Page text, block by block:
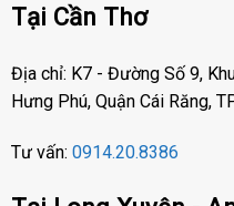
Tại Cần Thơ
Địa chỉ: K7 - Đường Số 9,
Hưng Phú, Quận Cái Răng,
Tư vấn: 0914.20.8386